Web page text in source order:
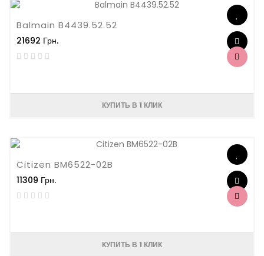
Balmain B4439.52.52
21692 Грн.
КУПИТЬ В 1 КЛИК
Citizen BM6522-02B
11309 Грн.
КУПИТЬ В 1 КЛИК